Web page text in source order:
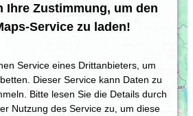
Ihre Zustimmung, um den
Service zu laden!
Service eines Drittanbieters, um
Dieser Service kann Daten zu
Bitte lesen Sie die Details durch
Nutzung des Service zu, um diese